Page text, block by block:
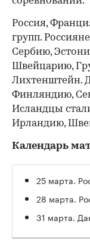
Россия,
групп.
Сербию,
Швейцарию,
Лихтенштейн.
Финляндию,
Исландцы
Ирландию,
Календарь
25 марта.
28 марта.
31 марта.